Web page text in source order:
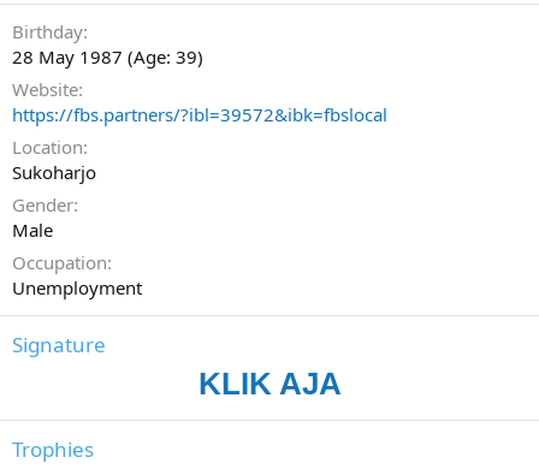
Birthday
28 May 1987 (Age: 39)
Website
https://fbs.partners/?ibl=39572&ibk=fbslocal
Location
Sukoharjo
Gender
Male
Occupation
Unemployment
Signature
KLIK AJA
Trophies